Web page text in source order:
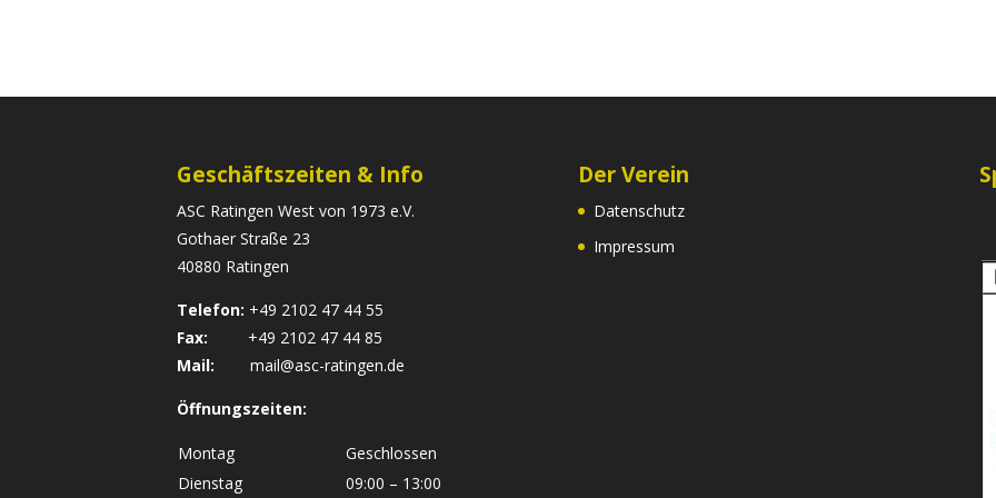
Geschäftszeiten & Info
ASC Ratingen West von 1973 e.V.
Gothaer Straße 23
40880 Ratingen
Telefon: +49 2102 47 44 55
Fax: +49 2102 47 44 85
Mail:
mail@asc-ratingen.de
Öffnungszeiten:
Montag
Geschlossen
Dienstag
09:00 – 13:00
Der Verein
Datenschutz
Impressum